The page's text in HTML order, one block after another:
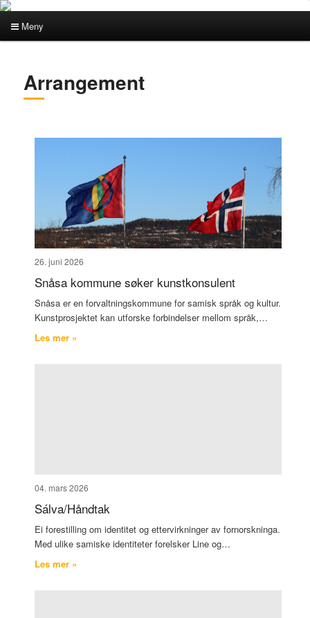
Meny
direkte
direkte
Arrangement
26. juni 2026
Snåsa kommune søker kunstkonsulent
Snåsa er en forvaltningskommune for samisk språk og kultur.
Kunstprosjektet kan utforske forbindelser mellom språk,…
Les mer »
04. mars 2026
Sálva/Håndtak
Ei forestilling om identitet og ettervirkninger av fornorskninga.
Med ulike samiske identiteter forelsker Line og…
Les mer »